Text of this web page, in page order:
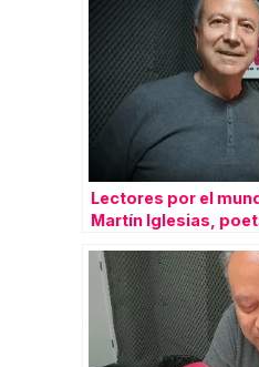
Lectores por el
Martín Iglesias,